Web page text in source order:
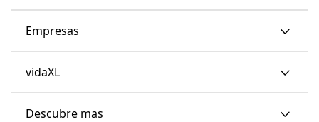
Empresas
vidaXL
Descubre mas